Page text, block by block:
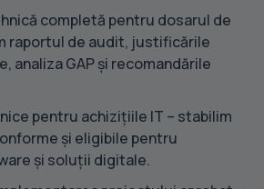
completă pentru dosarul de
raportul de audit, justificările
analiza GAP și recomandările
pentru achizițiile IT – stabilim
și eligibile pentru
și soluții digitale.